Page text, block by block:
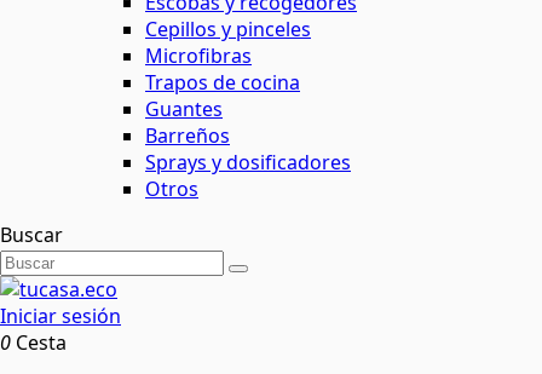
Cepillos y pinceles
Microfibras
Trapos de cocina
Guantes
Barreños
Sprays y dosificadores
Otros
Buscar
Iniciar sesión
0 Cesta